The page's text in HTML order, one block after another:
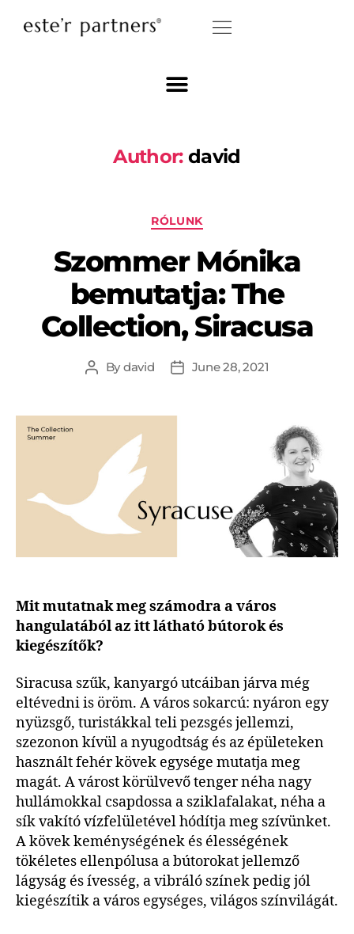
Author: david
RÓLUNK
Szommer Mónika
bemutatja: The
Collection, Siracusa
Bydavid June 28, 2021
Mit mutatnak meg számodra a város
hangulatából az itt látható bútorok és
kiegészítők?
Siracusa szűk, kanyargó utcáiban járva még
eltévedni is öröm. A város sokarcú: nyáron egy
nyüzsgő, turistákkal teli pezsgés jellemzi,
szezonon kívül a nyugodtság és az épületeken
használt fehér kövek egysége mutatja meg
magát. A várost körülvevő tenger néha nagy
hullámokkal csapdossa a sziklafalakat, néha a
sík vakító vízfelületével hódítja meg szívünket.
A kövek keménységének és élességének
tökéletes ellenpólusa a bútorokat jellemző
lágyság és ívesség, a vibráló színek pedig jól
kiegészítik a város egységes, világos színvilágát.